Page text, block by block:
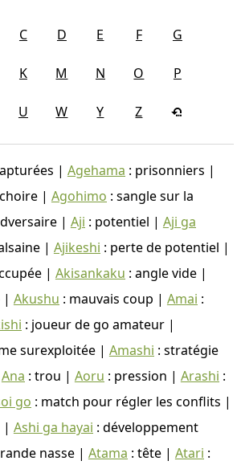
C D E F G
K M N O P
U W Y Z
| Agehama : prisonniers |
| Agohimo : sangle sur la
| Aji : potentiel | Aji ga
| Ajikeshi : perte de potentiel |
| Akisankaku : angle vide |
| Akushu : mauvais coup | Amai :
: joueur de go amateur |
surexploitée | Amashi : stratégie
Ana : trou | Aoru : pression | Arashi :
go : match pour régler les conflits |
| Ashi ga hayai : développement
nasse | Atama : tête | Atari :